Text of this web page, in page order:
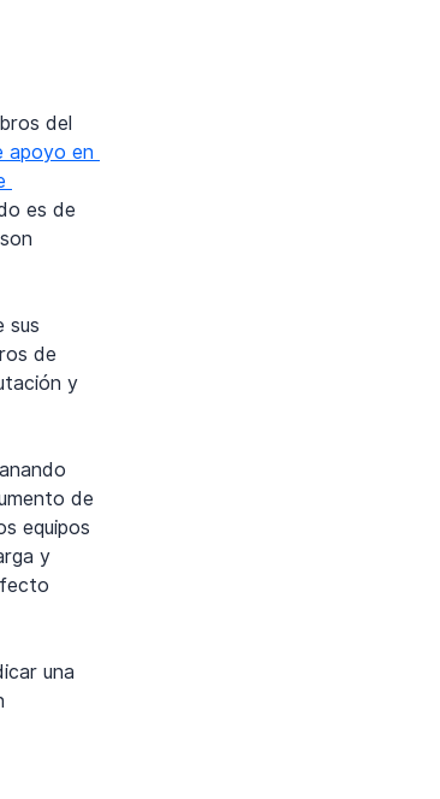
del
apoyo en
es de
sus
de
y
de
equipos
y
una